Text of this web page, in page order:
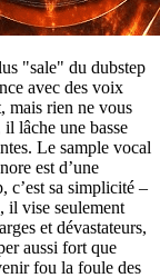
"sale" du dubstep
avec des voix
mais rien ne vous
lâche une basse
Le sample vocal
est d’une
c’est sa simplicité –
il vise seulement
et dévastateurs,
aussi fort que
fou la foule des